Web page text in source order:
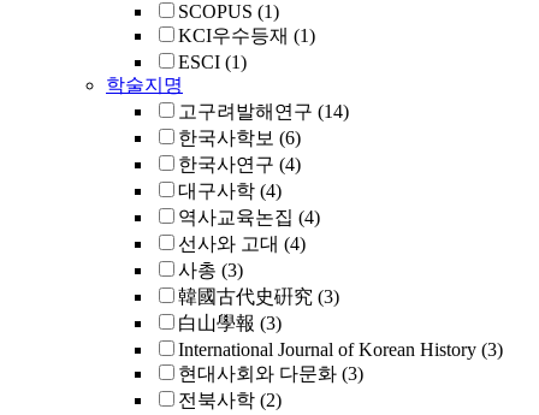
SCOPUS (1)
KCI우수등재 (1)
ESCI (1)
학술지명
고구려발해연구 (14)
한국사학보 (6)
한국사연구 (4)
대구사학 (4)
역사교육논집 (4)
선사와 고대 (4)
사총 (3)
韓國古代史硏究 (3)
白山學報 (3)
International Journal of Korean History (3)
현대사회와 다문화 (3)
전북사학 (2)